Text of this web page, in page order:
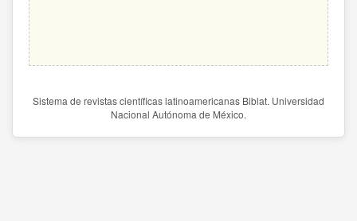
Sistema de revistas científicas latinoamericanas Biblat. Universidad
Nacional Autónoma de México.